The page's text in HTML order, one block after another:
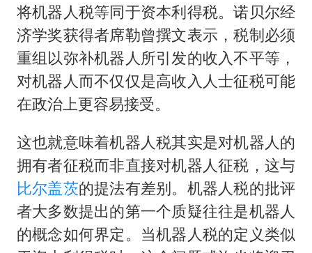
将机器人税等同于资本利得税。诺贝尔经
济学奖获得者席勒曾撰文表示，税制必须
重组以弥补机器人所引发的收入不平等，
对机器人而不仅仅是高收入人士征税可能
在政治上更容易接受。
这也就意味着机器人税其实是对机器人的
拥有者征税而非直接对机器人征税，这与
比尔盖茨的提法有差别。机器人税的批评
者大多数提出的第一个质疑往往是机器人
的概念如何界定。当机器人税的定义类似